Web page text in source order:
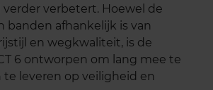
verbetert. Hoewel de
banden afhankelijk is van
en wegkwaliteit, is de
6 ontworpen om lang mee te
te leveren op veiligheid en